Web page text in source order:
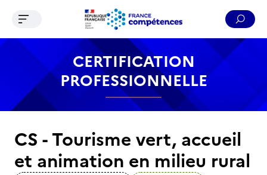
Contenu Recherche Menu Pied de page
Ouvrir le menu de navigation
CERTIFICATION
PROFESSIONNELLE
CS - Tourisme vert, accueil
et animation en milieu rural